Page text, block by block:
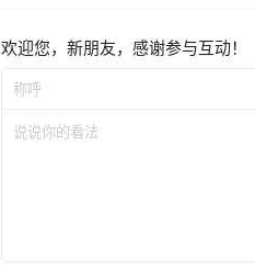
欢迎您，新朋友，感谢参与互动！